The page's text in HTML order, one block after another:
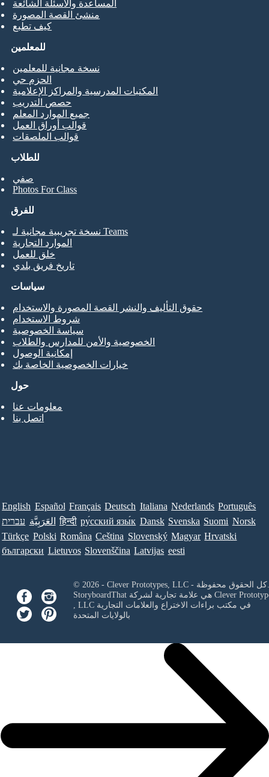
المساعدة والأسئلة الشائعة
منشئ القصة المصورة
كيف تطبع
للطلاب
صفي
Photos For Class
للمعلمين
نسخة مجانية للمعلمين
الحزم حي
المكتبات المدرسية والمراكز الإعلامية
حصص التدريب
جميع الموارد المعلم
قوالب أوراق العمل
قوالب الملصقات
للفرق
نسخة تجريبية مجانية لـ Teams
الموارد التجارية
خلق للعمل
تاريخ فريق بلدي
حول
معلومات عنا
اتصل بنا
سياسات
حقوق التأليف والنشر القصة المصورة والاستخدام
شروط الاستخدام
سياسة الخصوصية
الخصوصية والأمن للمدارس والطلاب
إمكانية الوصول
خيارات الخصوصية الخاصة بك
English Español Français Deutsch Italiana Nederlands Português
עברית العَرَبِيَّة हिन्दी ру́сский язы́к Dansk Svenska Suomi Norsk
Türkçe Polski Româna Ceština Slovenský Magyar Hrvatski
български Lietuvos Slovenščina Latvijas eesti
© 2026 - Clever Prototypes, LLC - كل الحقوق محفوظة.
StoryboardThat هي علامة تجارية لشركة Clever
, LLCفي مكتب براءات الاختراع والعلامات التجارية
بالولايات المتحدة